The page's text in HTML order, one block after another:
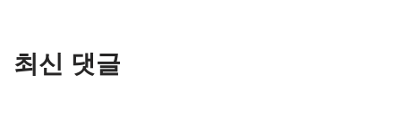
최신 댓글